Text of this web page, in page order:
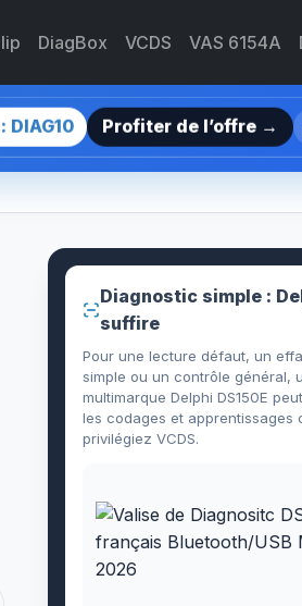
DiagBox VCDS VAS 6154A
DIAG10 Profiter de l’offre →
Diagnostic simple :
suffire
Pour une lecture défaut, un
simple ou un contrôle général,
multimarque Delphi DS150E
les codages et apprentissages
privilégiez VCDS.